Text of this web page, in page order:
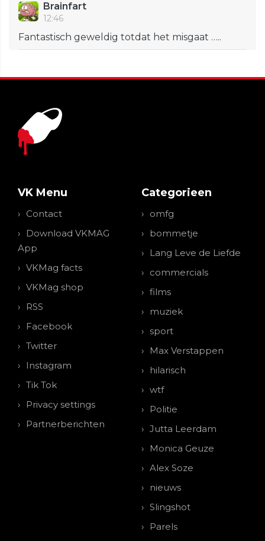
Brainfart
12:46
Fantastisch geweldig totdat het misgaat …..
VK Menu
Contact
Download VKMAG
App
VKMag facts
VKMag shop
RSS
Facebook
Twitter
Instagram
Tik Tok
Privacy settings
Partnerberichten
Categorieen
omfg
bommetje
Lang Leve de Liefde
commercials
films
muziek
sport
Max Verstappen
hilarisch
wtf
Politie
Jutta Leerdam
Monica Geuze
Alex Soze
nieuws
Slingshot
Parels